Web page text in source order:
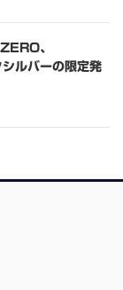
、
ルバーの限定発